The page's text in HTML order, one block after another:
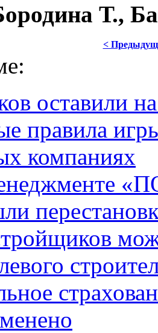
Т.,
<
оставили
правила
компаниях